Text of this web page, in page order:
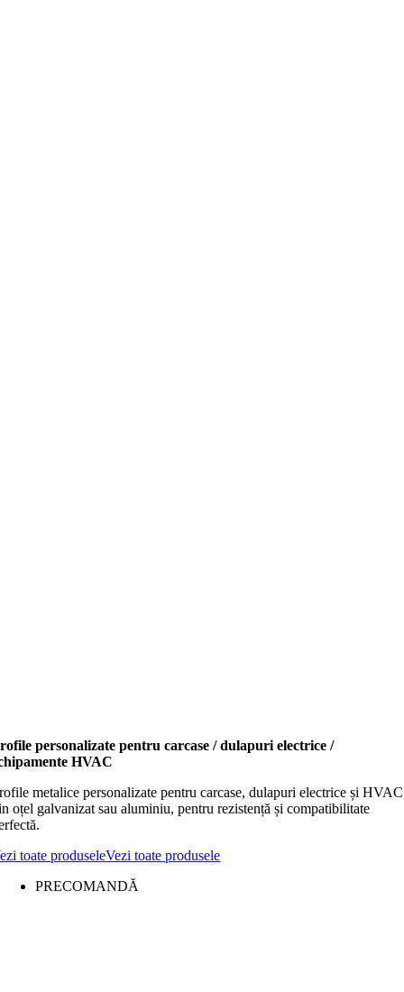
personalizate pentru carcase / dulapuri electrice /
HVAC
metalice personalizate pentru carcase, dulapuri electrice și
oțel galvanizat sau aluminiu, pentru rezistență și compatibilitate
toate produseleVezi toate produsele
PRECOMANDĂ